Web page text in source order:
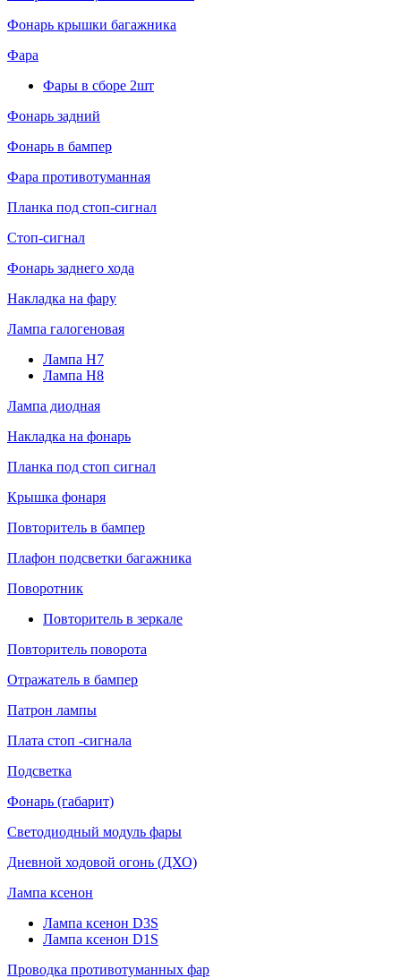
Фонарь крышки багажника
Фара
Фары в сборе 2шт
Фонарь задний
Фонарь в бампер
Фара противотуманная
Планка под стоп-сигнал
Стоп-сигнал
Фонарь заднего хода
Накладка на фару
Лампа галогеновая
Лампа H7
Лампа H8
Лампа диодная
Накладка на фонарь
Планка под стоп сигнал
Крышка фонаря
Повторитель в бампер
Плафон подсветки багажника
Поворотник
Повторитель в зеркале
Повторитель поворота
Отражатель в бампер
Патрон лампы
Плата стоп -сигнала
Подсветка
Фонарь (габарит)
Светодиодный модуль фары
Дневной ходовой огонь (ДХО)
Лампа ксенон
Лампа ксенон D3S
Лампа ксенон D1S
Проводка противотуманных фар